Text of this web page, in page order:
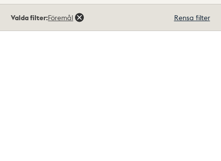
träffar
Valda filter:Föremål Rensa filter